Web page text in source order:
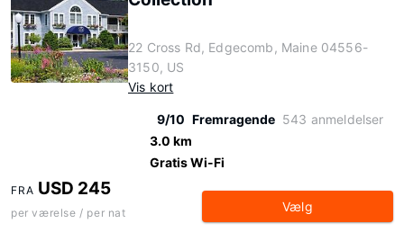
22 Cross Rd, Edgecomb, Maine 04556-
3150, US
Vis kort
9/10 Fremragende 543 anmeldelser
3.0 km
Gratis Wi-Fi
FRA USD 245
per værelse / per nat Vælg